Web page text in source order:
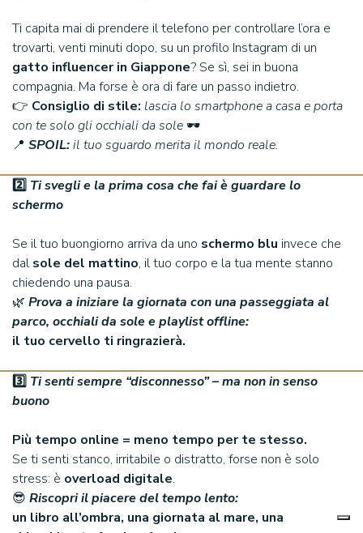
Ti capita mai di prendere il telefono per controllare l’ora e
trovarti, venti minuti dopo, su un profilo Instagram di un
gatto influencer in Giappone? Se sì, sei in buona
compagnia. Ma forse è ora di fare un passo indietro.
👉 Consiglio di stile: lascia lo smartphone a casa e porta
con te solo gli occhiali da sole🕶️
📍 SPOIL:il tuo sguardo merita il mondo reale.
2️ Ti svegli e la prima cosa che fai è guardare lo
schermo
Se il tuo buongiorno arriva da uno schermo blu invece che
dalsole del mattino, il tuo corpo e la tua mente stanno
chiedendo una pausa.
🌿 Prova a iniziare la giornata con una passeggiata al
parco, occhiali da sole e playlist offline:
il tuo cervello ti ringrazierà.
3️ Ti senti sempre “disconnesso” – ma non in senso
buono
Più tempo online = meno tempo per te stesso.
Se ti senti stanco, irritabile o distratto, forse non è solo
stress: è overload digitale.
😎 Riscopri il piacere del tempo lento:
un libro all’ombra, una giornata al mare, una